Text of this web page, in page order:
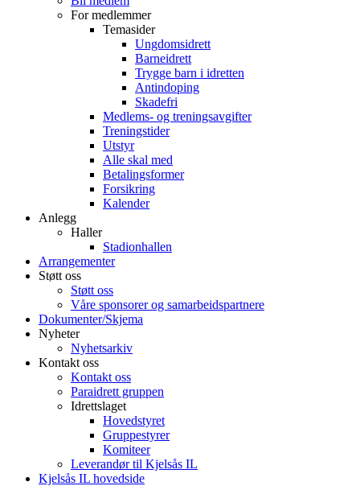
For medlemmer
Temasider
Ungdomsidrett
Barneidrett
Trygge barn i idretten
Antindoping
Skadefri
Medlems- og treningsavgifter
Treningstider
Utstyr
Alle skal med
Betalingsformer
Forsikring
Kalender
Anlegg
Haller
Stadionhallen
Arrangementer
Støtt oss
Støtt oss
Våre sponsorer og samarbeidspartnere
Dokumenter/Skjema
Nyheter
Nyhetsarkiv
Kontakt oss
Kontakt oss
Paraidrett gruppen
Idrettslaget
Hovedstyret
Gruppestyrer
Komiteer
Leverandør til Kjelsås IL
Kjelsås IL hovedside